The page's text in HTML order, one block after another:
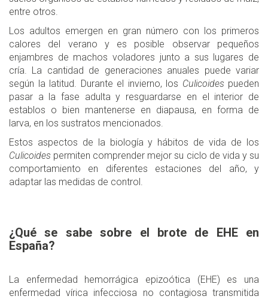
entre otros.
Los adultos emergen en gran número con los primeros
calores del verano y es posible observar pequeños
enjambres de machos voladores junto a sus lugares de
cría. La cantidad de generaciones anuales puede variar
según la latitud. Durante el invierno, los Culicoides pueden
pasar a la fase adulta y resguardarse en el interior de
establos o bien mantenerse en diapausa, en forma de
larva, en los sustratos mencionados.
Estos aspectos de la biología y hábitos de vida de los
Culicoides permiten comprender mejor su ciclo de vida y su
comportamiento en diferentes estaciones del año, y
adaptar las medidas de control.
¿Qué se sabe sobre el brote de EHE en
España?
La enfermedad hemorrágica epizoótica (EHE) es una
enfermedad vírica infecciosa no contagiosa transmitida